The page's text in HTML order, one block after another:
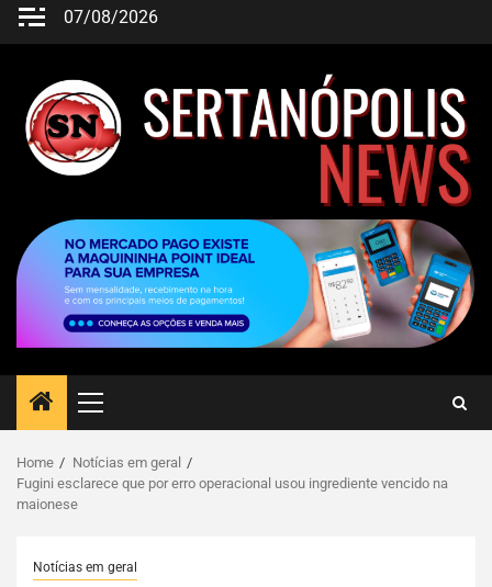
07/08/2026
Home
Notícias em geral
Fugini esclarece que por erro operacional usou ingrediente vencido na
maionese
Notícias em geral